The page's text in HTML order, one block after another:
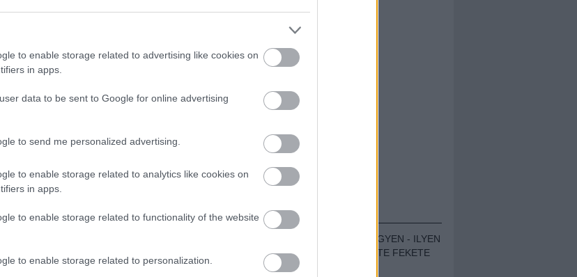
to enable storage related to advertising like cookies on
in apps.
data to be sent to Google for online advertising
to send me personalized advertising.
to enable storage related to analytics like cookies on
in apps.
to enable storage related to functionality of the website
to enable storage related to personalization.
BESZÁMOLÓK
ZENÉS TÁBOR A HEGYEN - ILYEN
VOLT A VÍRUS SZÜLTE FEKETE
ZAJ FESZTIVÁL